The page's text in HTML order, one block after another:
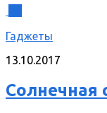
Гаджеты
13.10.2017
Солнечная